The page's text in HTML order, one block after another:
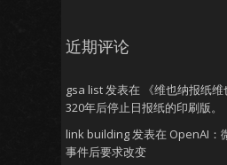
近期评论
gsa list发表在
《维也纳报纸
320年后停止日报纸的印刷版。
link building发表在 OpenAI：
事件后要求改变